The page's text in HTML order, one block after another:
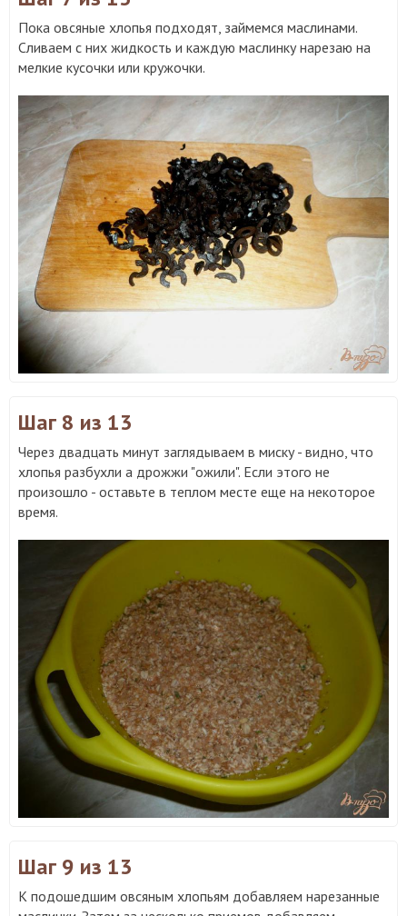
Пока овсяные хлопья подходят, займемся маслинами.
Сливаем с них жидкость и каждую маслинку нарезаю на
мелкие кусочки или кружочки.
Шаг 8 из 13
Через двадцать минут заглядываем в миску - видно, что
хлопья разбухли а дрожжи "ожили". Если этого не
произошло - оставьте в теплом месте еще на некоторое
время.
Шаг 9 из 13
К подошедшим овсяным хлопьям добавляем нарезанные